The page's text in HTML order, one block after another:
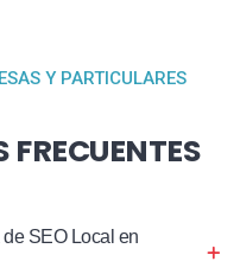
Y PARTICULARES
SEO Local en